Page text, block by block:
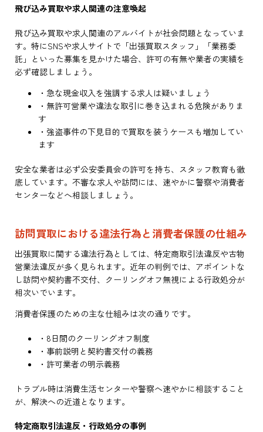
飛び込み買取や求人関連の注意喚起
飛び込み買取や求人関連のアルバイトが社会問題となっていま
す。特にSNSや求人サイトで「出張買取スタッフ」「業務委
託」といった募集を見かけた場合、許可の有無や業者の実績を
必ず確認しましょう。
・急な現金収入を強調する求人は疑いましょう
・無許可営業や違法な取引に巻き込まれる危険がありま
す
・強盗事件の下見目的で買取を装うケースも増加してい
ます
安全な業者は必ず公安委員会の許可を持ち、スタッフ教育も徹
底しています。不審な求人や訪問には、速やかに警察や消費者
センターなどへ相談しましょう。
訪問買取における違法行為と消費者保護の仕組み
出張買取に関する違法行為としては、特定商取引法違反や古物
営業法違反が多く見られます。近年の判例では、アポイントな
し訪問や契約書不交付、クーリングオフ無視による行政処分が
相次いでいます。
消費者保護のための主な仕組みは次の通りです。
・8日間のクーリングオフ制度
・事前説明と契約書交付の義務
・許可業者の明示義務
トラブル時は消費生活センターや警察へ速やかに相談すること
が、解決への近道となります。
特定商取引法違反・行政処分の事例